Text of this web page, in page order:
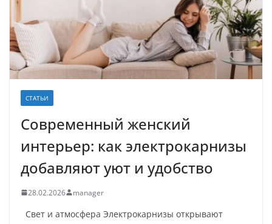
СТАТЬИ
Современный женский
интерьер: как электрокарнизы
добавляют уют и удобство
28.02.2026 manager
Свет и атмосфера Электрокарнизы открывают